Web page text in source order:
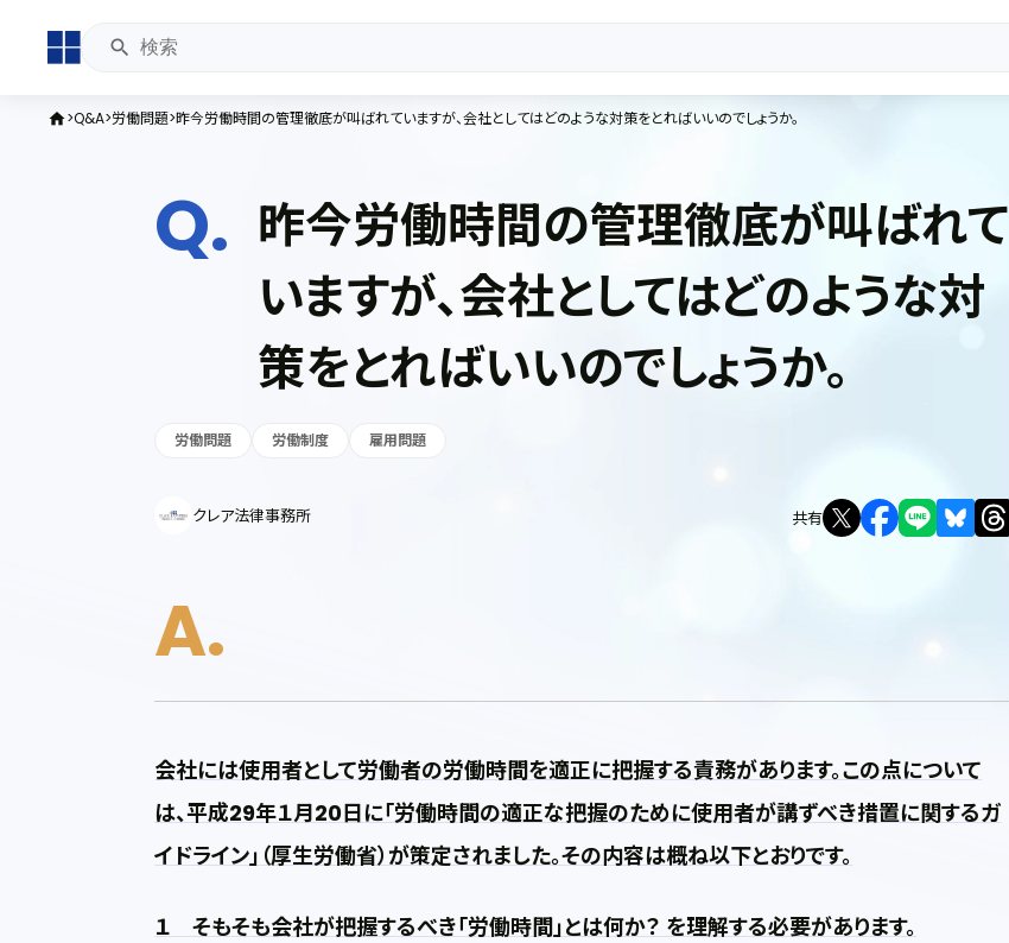
home Q&A 労働問題 昨今労働時間の管理徹底が叫ばれていますが、会社としてはどのような対策をとればいいのでしょうか。
昨今労働時間の管理徹底が叫ばれて
いますが、会社としてはどのような対
策をとればいいのでしょうか。
労働問題 労働制度 雇用問題
クレア法律事務所 共有
会社には使用者として労働者の労働時間を適正に把握する責務があります。この点について
は、平成29年１月20日に「労働時間の適正な把握のために使用者が講ずべき措置に関するガ
イドライン」（厚生労働省）が策定されました。その内容は概ね以下とおりです。
１ そもそも会社が把握するべき「労働時間」とは何か？ を理解する必要があります。